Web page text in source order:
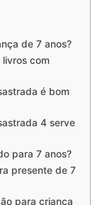
de 7 anos?
livros com
é bom
4 serve
para 7 anos?
presente de 7
para criança